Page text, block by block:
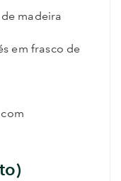
madeira
em frasco de